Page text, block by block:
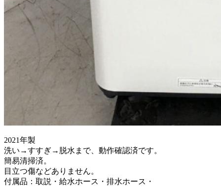
2021年製
洗い→すすぎ→脱水まで、動作確認済です。
簡易清掃済。
目立つ傷などありません。
付属品：取説・給水ホース・排水ホース・